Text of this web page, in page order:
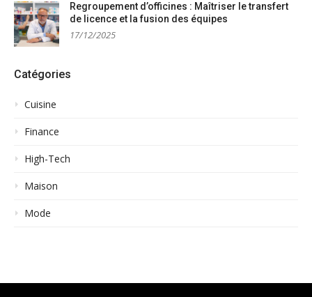
Regroupement d’officines : Maîtriser le transfert
de licence et la fusion des équipes
17/12/2025
Catégories
Cuisine
Finance
High-Tech
Maison
Mode